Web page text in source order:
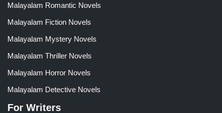
Malayalam Romantic Novels
Malayalam Fiction Novels
Malayalam Mystery Novels
Malayalam Thriller Novels
Malayalam Horror Novels
Malayalam Detective Novels
For Writers